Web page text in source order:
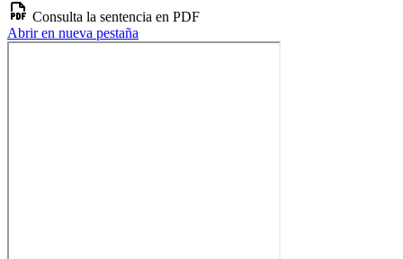
Consulta la sentencia en PDF
Abrir en nueva pestaña